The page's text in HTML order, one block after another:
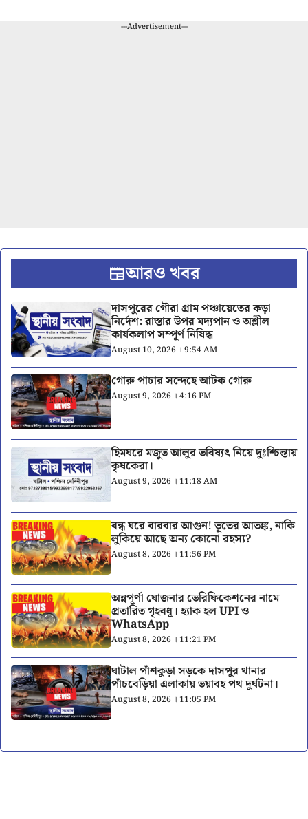
---Advertisement---
আরও খবর
দাসপুরের গৌরা গ্রাম পঞ্চায়েতের কড়া
নির্দেশ: রাস্তার উপর মদ্যপান ও অশ্লীল
কার্যকলাপ সম্পূর্ণ নিষিদ্ধ
August 10, 2026 । 9:54 AM
গোরু পাচার সন্দেহে আটক গোরু
August 9, 2026 । 4:16 PM
হিমঘরে মজুত আলুর ভবিষ্যৎ নিয়ে দুঃশ্চিন্তায়
কৃষকেরা।
August 9, 2026 । 11:18 AM
বন্ধ ঘরে বারবার আগুন! ভূতের আতঙ্ক, নাকি
লুকিয়ে আছে অন্য কোনো রহস্য?
August 8, 2026 । 11:56 PM
অন্নপূর্ণা যোজনার ভেরিফিকেশনের নামে
প্রতারিত গৃহবধূ। হ্যাক হল UPI ও
WhatsApp
August 8, 2026 । 11:21 PM
ঘাটাল পাঁশকুড়া সড়কে দাসপুর থানার
পাঁচবেড়িয়া এলাকায় ভয়াবহ পথ দুর্ঘটনা।
August 8, 2026 । 11:05 PM